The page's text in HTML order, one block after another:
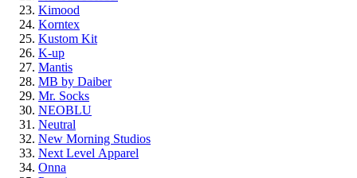
Kimood
Korntex
Kustom Kit
K-up
Mantis
MB by Daiber
Mr. Socks
NEOBLU
Neutral
New Morning Studios
Next Level Apparel
Onna